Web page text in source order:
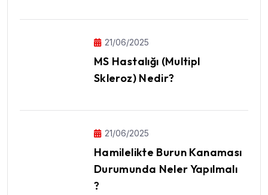
21/06/2025
MS Hastalığı (Multipl
Skleroz) Nedir?
21/06/2025
Hamilelikte Burun Kanaması
Durumunda Neler Yapılmalı
?